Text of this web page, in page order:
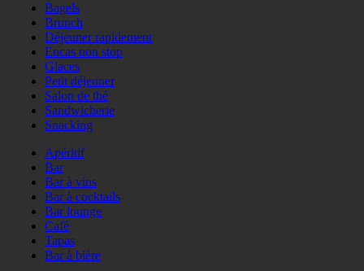
Bagels
Brunch
Déjeuner rapidement
Encas non stop
Glaces
Petit déjeuner
Salon de thé
Sandwicherie
Snacking
Apéritif
Bar
Bar à vins
Bar à cocktails
Bar lounge
Café
Tapas
Bar à bière